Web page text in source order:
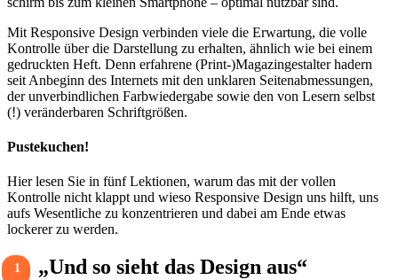
Mit Respon­sive Design verbinden viele die Erwar­tung, die volle
Kontrolle über die Darstel­lung zu erhalten, ähnlich wie bei einem
gedruckten Heft. Denn erfah­rene (Print-)Magazingestalter hadern
seit Anbe­ginn des Inter­nets mit den unklaren Seiten­ab­mes­sungen,
der unver­bind­li­chen Farb­wie­der­gabe sowie den von Lesern selbst
(!) verän­der­baren Schrift­größen.
Puste­ku­chen!
Hier lesen Sie in fünf Lektionen, warum das mit der vollen
Kontrolle nicht klappt und wieso Respon­sive Design uns hilft, uns
aufs Wesent­liche zu konzen­trieren und dabei am Ende etwas
lockerer zu werden.
1 „Und so sieht das Design aus“